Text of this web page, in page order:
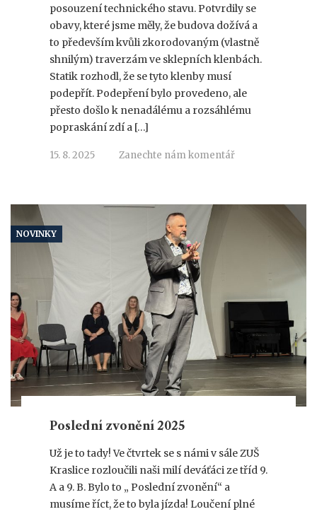
posouzení technického stavu. Potvrdily se
obavy, které jsme měly, že budova dožívá a
to především kvůli zkorodovaným (vlastně
shnilým) traverzám ve sklepních klenbách.
Statik rozhodl, že se tyto klenby musí
podepřít. Podepření bylo provedeno, ale
přesto došlo k nenadálému a rozsáhlému
popraskání zdí a […]
15. 8. 2025 Zanechte nám komentář
NOVINKY
Poslední zvonění 2025
Už je to tady! Ve čtvrtek se s námi v sále ZUŠ
Kraslice rozloučili naši milí deváťáci ze tříd 9.
A a 9. B. Bylo to „ Poslední zvonění“ a
musíme říct, že to byla jízda! Loučení plné